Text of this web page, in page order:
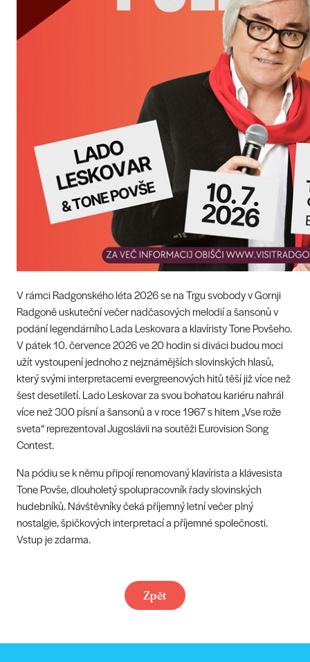
V rámci Radgonského léta 2026 se na Trgu svobody v Gornji
Radgoně uskuteční večer nadčasových melodií a šansonů v
podání legendárního Lada Leskovara a klavíristy Tone Povšeho.
V pátek 10. července 2026 ve 20 hodin si diváci budou moci
užít vystoupení jednoho z nejznámějších slovinských hlasů,
který svými interpretacemi evergreenových hitů těší již více než
šest desetiletí. Lado Leskovar za svou bohatou kariéru nahrál
více než 300 písní a šansonů a v roce 1967 s hitem „Vse rože
sveta“ reprezentoval Jugoslávii na soutěži Eurovision Song
Contest.
Na pódiu se k němu připojí renomovaný klavírista a klávesista
Tone Povše, dlouholetý spolupracovník řady slovinských
hudebníků. Návštěvníky čeká příjemný letní večer plný
nostalgie, špičkových interpretací a příjemné společnosti.
Vstup je zdarma.
Zpět